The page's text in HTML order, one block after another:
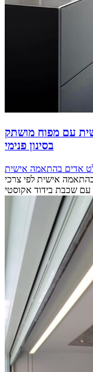
עם מפוח מושתק
בסינון פנימי
אדים בהתאמה אישית
אישית לפי צרכי
שכבת בידוד אקוסטי